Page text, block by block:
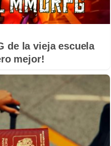
de la vieja escuela
mejor!